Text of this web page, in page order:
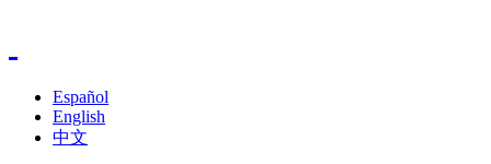
Español
English
中文